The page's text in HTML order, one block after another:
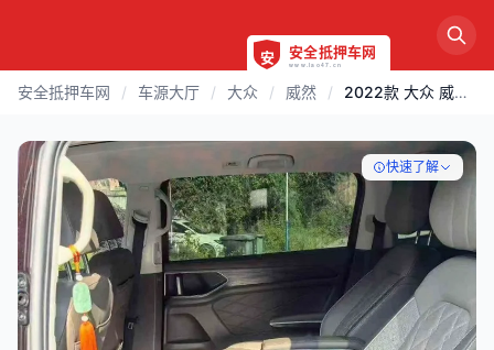
安全抵押车网 / 车源大厅 / 大众 / 威然 / 2022款 大众 威然 | 遂宁
快速了解